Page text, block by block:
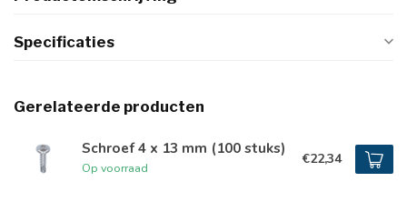
Specificaties
Gerelateerde producten
Schroef 4 x 13 mm (100 stuks)
Op voorraad
€22,34